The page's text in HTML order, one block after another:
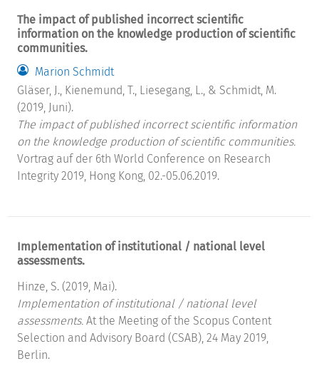
The impact of published incorrect scientific
information on the knowledge production of scientific
communities.
Marion Schmidt
Gläser, J., Kienemund, T., Liesegang, L., & Schmidt, M.
(2019, Juni).
The impact of published incorrect scientific information
on the knowledge production of scientific communities.
Vortrag auf der 6th World Conference on Research
Integrity 2019, Hong Kong, 02.-05.06.2019.
Implementation of institutional / national level
assessments.
Hinze, S. (2019, Mai).
Implementation of institutional / national level
assessments. At the Meeting of the Scopus Content
Selection and Advisory Board (CSAB), 24 May 2019,
Berlin.